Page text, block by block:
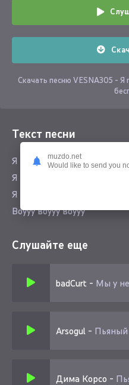
Скачать песню VESNA305 - Я
Текст песни
Я пьяный ребёнок весны
Я пьяный со мной мои
Я пьяный пусть виски
Воууу воууу воууу
Слушайте еще
badCurt - Мы у неё
Arsogul - Пьяный
Дима Корсо -
muzdo.net
Would like to send you